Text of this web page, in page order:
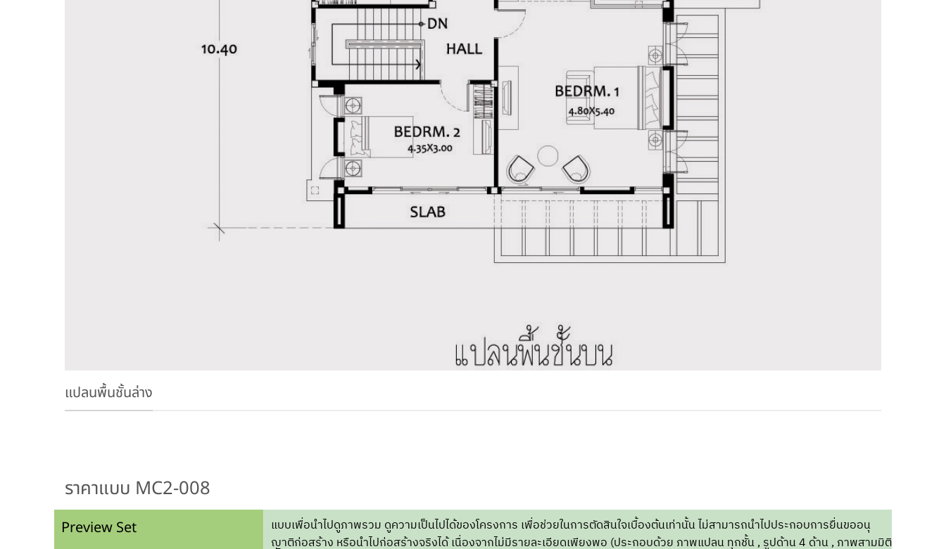
แปลนพื้นชั้นล่าง
ราคาแบบ MC2-008
Preview Set
แบบเพื่อนำไปดูภาพรวม ดูความเป็นไปได้ของโครงการ เพื่อช่วยในการตัดสินใจเบื้องต้นเท่านั้น ไม่สามารถนำไปประกอบการยื่นขออนุ
ญาติก่อสร้าง หรือนำไปก่อสร้างจริงได้ เนื่องจากไม่มีรายละเอียดเพียงพอ (ประกอบด้วย ภาพแปลน ทุกชั้น , รูปด้าน 4 ด้าน , ภาพสามมิติ